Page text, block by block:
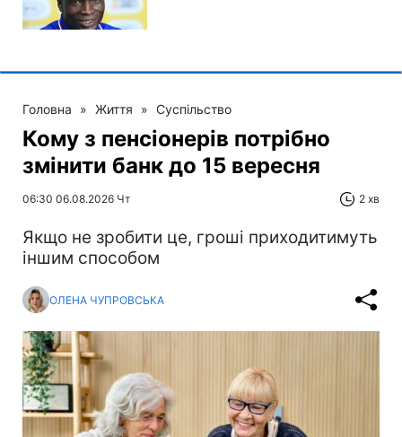
Головна » Життя » Суспільство
Кому з пенсіонерів потрібно
змінити банк до 15 вересня
06:30 06.08.2026 Чт 2 хв
Якщо не зробити це, гроші приходитимуть
іншим способом
ОЛЕНА ЧУПРОВСЬКА